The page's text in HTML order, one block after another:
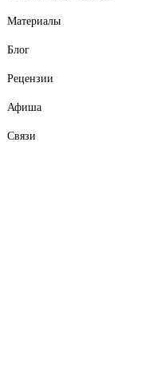
Материалы
Блог
Рецензии
Афиша
Связи